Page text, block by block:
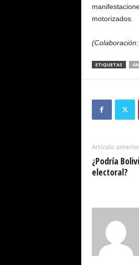
motorizados.
ETIQUETAS
Artículo anterior
¿Podría
electoral?